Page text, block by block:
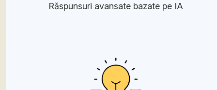
Răspunsuri avansate bazate pe IA